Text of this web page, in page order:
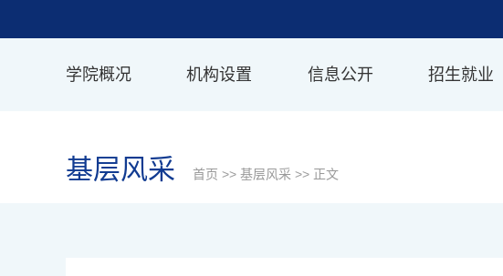
学院概况 机构设置 信息公开 招生就业
基层风采 首页 >> 基层风采 >> 正文